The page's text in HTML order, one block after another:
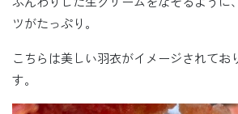
ツがたっぷり。
こちらは美しい羽衣がイメージされてお
す。